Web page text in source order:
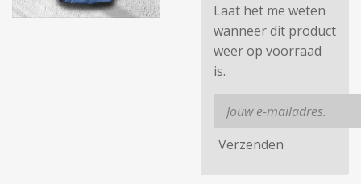
Laat het me weten
wanneer dit product
weer op voorraad
is.
Verzenden